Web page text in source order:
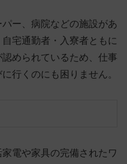
ー、病院などの施設があ
宅通勤者・入寮者ともに
められているため、 仕事
行くのにも困りません。
電や家具の完備されたワ